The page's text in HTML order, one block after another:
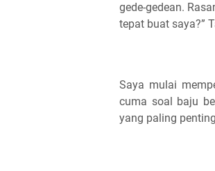
gede-gedean.
tepat buat saya?”
Saya mulai
cuma soal baju
yang paling